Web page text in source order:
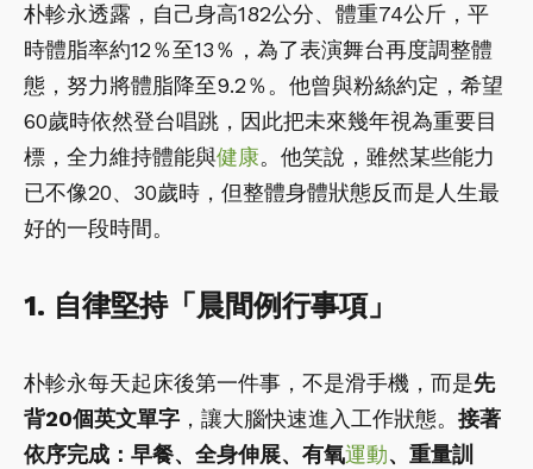
朴軫永透露，自己身高182公分、體重74公斤，平
時體脂率約12％至13％，為了表演舞台再度調整體
態，努力將體脂降至9.2％。他曾與粉絲約定，希望
60歲時依然登台唱跳，因此把未來幾年視為重要目
標，全力維持體能與健康。他笑說，雖然某些能力
已不像20、30歲時，但整體身體狀態反而是人生最
好的一段時間。
1. 自律堅持「晨間例行事項」
朴軫永每天起床後第一件事，不是滑手機，而是先
背20個英文單字 ，讓大腦快速進入工作狀態。 接著
依序完成：早餐、全身伸展、有氧運動、重量訓